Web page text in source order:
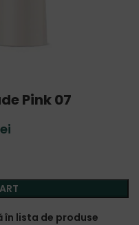
Pink 07
în lista de produse